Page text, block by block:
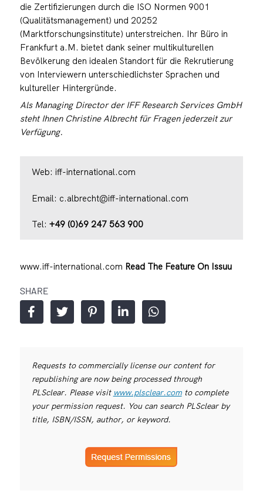
die Zertifizierungen durch die ISO Normen 9001
(Qualitätsmanagement) und 20252
(Marktforschungsinstitute) unterstreichen. Ihr Büro in
Frankfurt a.M. bietet dank seiner multikulturellen
Bevölkerung den idealen Standort für die Rekrutierung
von Interviewern unterschiedlichster Sprachen und
kultureller Hintergründe.
Als Managing Director der IFF Research Services GmbH
steht Ihnen Christine Albrecht für Fragen jederzeit zur
Verfügung.
Web: iff-international.com
Email: c.albrecht@iff-international.com
Tel: +49 (0)69 247 563 900
www.iff-international.com Read The Feature On Issuu
SHARE
Requests to commercially license our content for
republishing are now being processed through
PLSclear. Please visit www.plsclear.comto complete
your permission request. You can search PLSclear by
title, ISBN/ISSN, author, or keyword.